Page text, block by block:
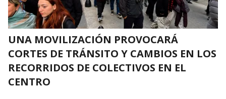
UNA MOVILIZACIÓN PROVOCARÁ
CORTES DE TRÁNSITO Y CAMBIOS EN LOS
RECORRIDOS DE COLECTIVOS EN EL
CENTRO